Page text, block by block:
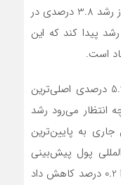
این رو انتظار می‌رود اقتصاد آسیا پس از رشد 3.8 درصدی در
سال جاری 4.6 درصد رشد پیدا کند که این
چین و هند به ترتیب با رشد 5.2 و 5.9 درصدی اصلی‌ترین
انتظار می‌رود رشد
به پایین‌ترین
پول پیش‌بینی
سال آینده خود از رشد اقتصادی آسیا را 0.2 درصد کاهش داد